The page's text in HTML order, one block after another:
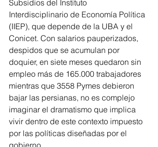
Subsidios del Instituto
Interdisciplinario de Economía Política
(IIEP), que depende de la UBA y el
Conicet. Con salarios pauperizados,
despidos que se acumulan por
doquier, en siete meses quedaron sin
empleo más de 165.000 trabajadores
mientras que 3558 Pymes debieron
bajar las persianas, no es complejo
imaginar el dramatismo que implica
vivir dentro de este contexto impuesto
por las políticas diseñadas por el
gobierno.